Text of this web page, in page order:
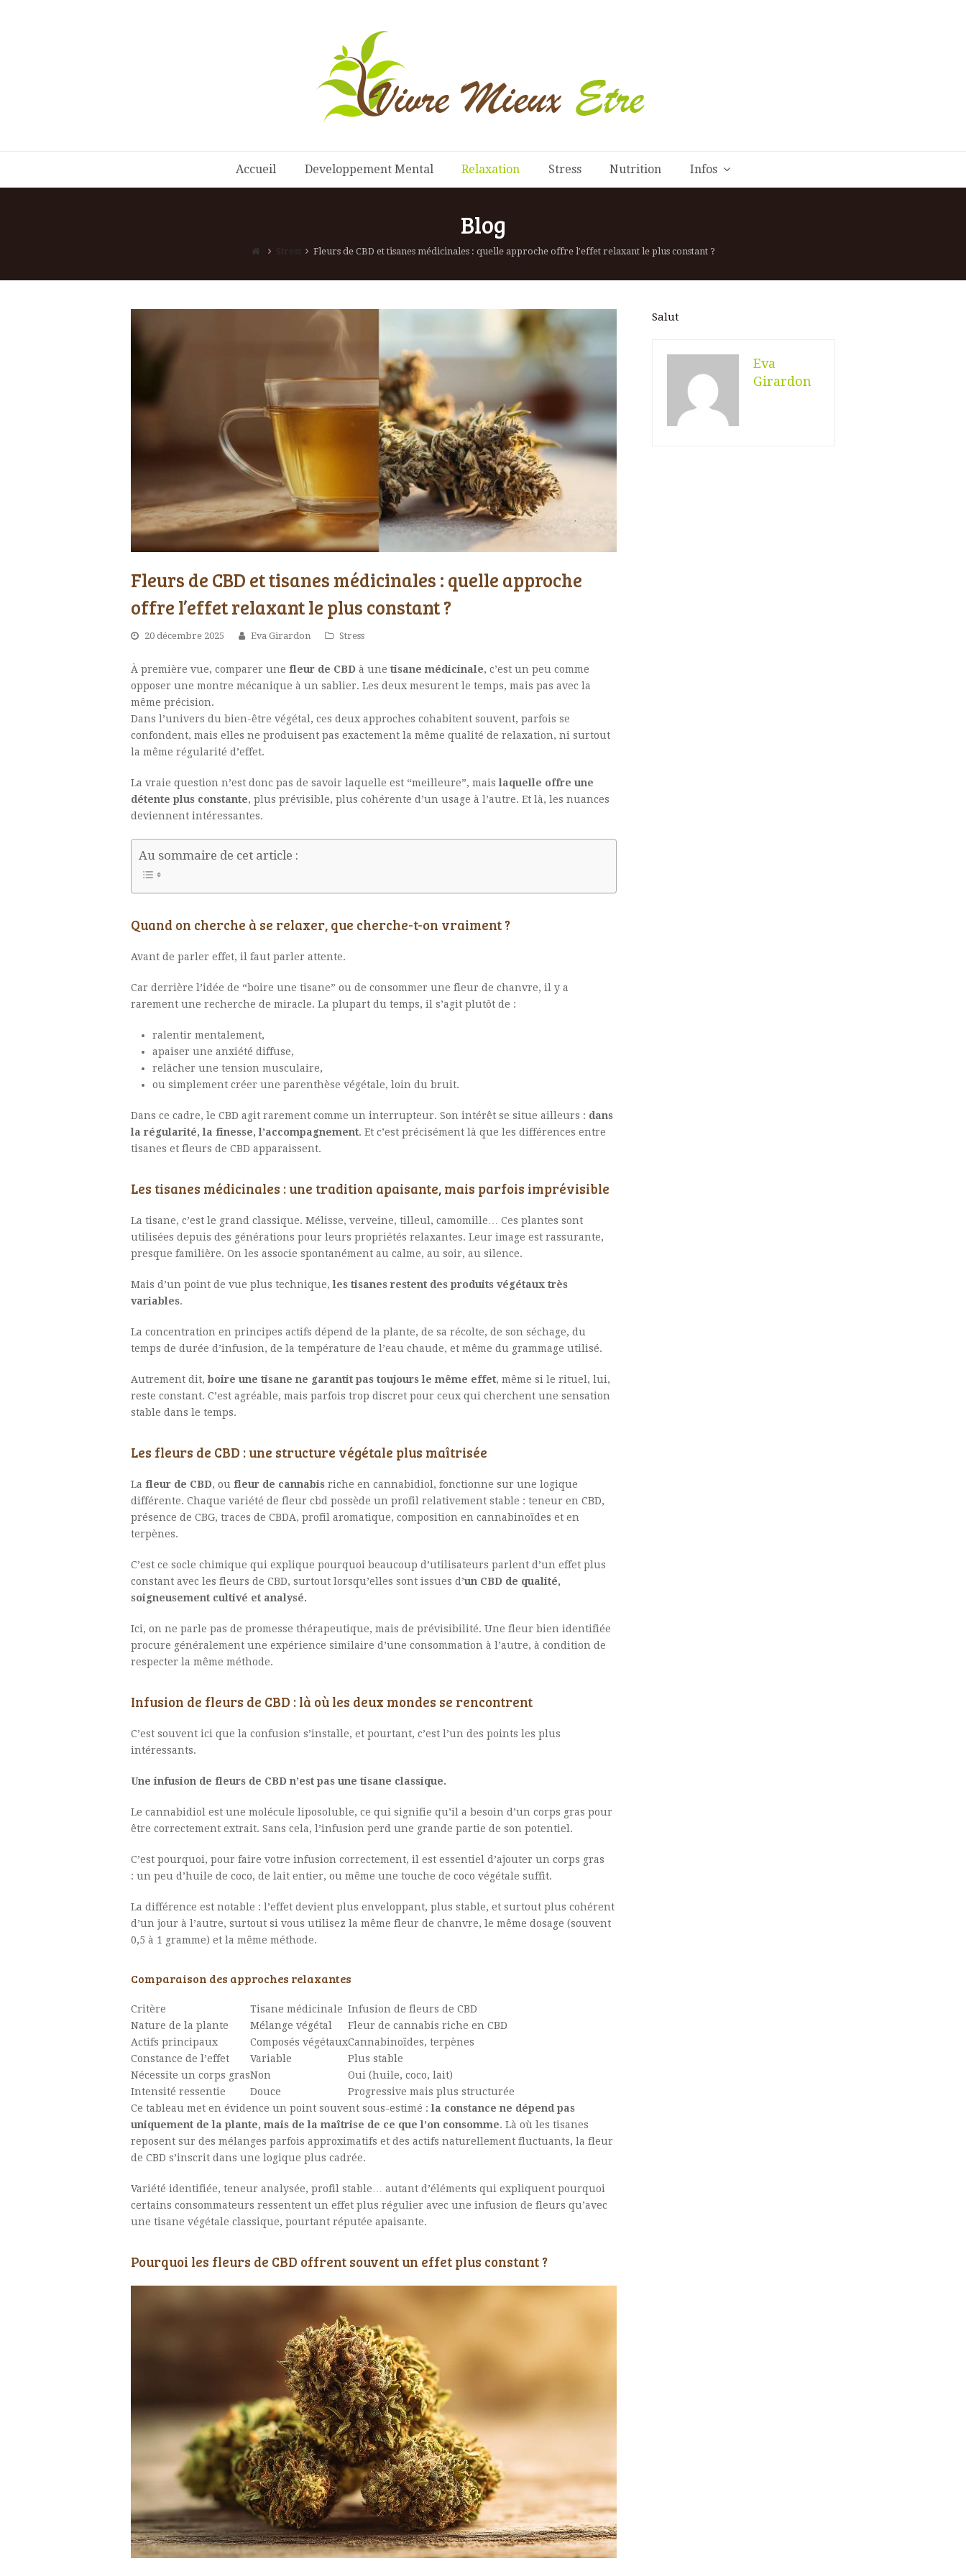
Accueil Developpement Mental Relaxation Stress Nutrition Infos
Blog
Stress Fleurs de CBD et tisanes médicinales : quelle approche offre l’effet relaxant le plus constant ?
Fleurs de CBD et tisanes médicinales : quelle approche
offre l’effet relaxant le plus constant ?
20 décembre 2025 Eva Girardon Stress
À première vue, comparer une fleur de CBD à une tisane médicinale, c’est un peu comme
opposer une montre mécanique à un sablier. Les deux mesurent le temps, mais pas avec la
même précision.
Dans l’univers du bien-être végétal, ces deux approches cohabitent souvent, parfois se
confondent, mais elles ne produisent pas exactement la même qualité de relaxation, ni surtout
la même régularité d’effet.
La vraie question n’est donc pas de savoir laquelle est “meilleure”, maislaquelle offre une
détente plus constante, plus prévisible, plus cohérente d’un usage à l’autre. Et là, les nuances
deviennent intéressantes.
Au sommaire de cet article :
Quand on cherche à se relaxer, que cherche-t-on vraiment ?
Avant de parler effet, il faut parler attente.
Car derrière l’idée de “boire une tisane” ou de consommer une fleur de chanvre, il y a
rarement une recherche de miracle. La plupart du temps, il s’agit plutôt de :
ralentir mentalement,
apaiser une anxiété diffuse,
relâcher une tension musculaire,
ou simplement créer une parenthèse végétale, loin du bruit.
Dans ce cadre, le CBD agit rarement comme un interrupteur. Son intérêt se situe ailleurs : dans
la régularité, la finesse, l’accompagnement. Et c’est précisément là que les différences entre
tisanes et fleurs de CBD apparaissent.
Les tisanes médicinales : une tradition apaisante, mais parfois imprévisible
La tisane, c’est le grand classique. Mélisse, verveine, tilleul, camomille… Ces plantes sont
utilisées depuis des générations pour leurs propriétés relaxantes. Leur image est rassurante,
presque familière. On les associe spontanément au calme, au soir, au silence.
Mais d’un point de vue plus technique,les tisanes restent des produits végétaux très
variables.
La concentration en principes actifs dépend de la plante, de sa récolte, de son séchage, du
temps de durée d’infusion, de la température de l’eau chaude, et même du grammage utilisé.
Autrement dit,boire une tisane ne garantit pas toujours le même effet, même si le rituel, lui,
reste constant. C’est agréable, mais parfois trop discret pour ceux qui cherchent une sensation
stable dans le temps.
Les fleurs de CBD : une structure végétale plus maîtrisée
La fleur de CBD, ou fleur de cannabis riche en cannabidiol, fonctionne sur une logique
différente. Chaque variété de fleur cbd possède un profil relativement stable : teneur en CBD,
présence de CBG, traces de CBDA, profil aromatique, composition en cannabinoïdes et en
terpènes.
C’est ce socle chimique qui explique pourquoi beaucoup d’utilisateurs parlent d’un effet plus
constant avec les fleurs de CBD, surtout lorsqu’elles sont issues d’un CBD de qualité,
soigneusement cultivé et analysé.
Ici, on ne parle pas de promesse thérapeutique, mais de prévisibilité. Une fleur bien identifiée
procure généralement une expérience similaire d’une consommation à l’autre, à condition de
respecter la même méthode.
Infusion de fleurs de CBD : là où les deux mondes se rencontrent
C’est souvent ici que la confusion s’installe, et pourtant, c’est l’un des points les plus
intéressants.
Une infusion de fleurs de CBD n’est pas une tisane classique.
Le cannabidiol est une molécule liposoluble, ce qui signifie qu’il a besoin d’un corps gras pour
être correctement extrait. Sans cela, l’infusion perd une grande partie de son potentiel.
C’est pourquoi, pour faire votre infusion correctement, il est essentiel d’ajouter un corps gras
: un peu d’huile de coco, de lait entier, ou même une touche de coco végétale suffit.
La différence est notable : l’effet devient plus enveloppant, plus stable, et surtout plus cohérent
d’un jour à l’autre, surtout si vous utilisez la même fleur de chanvre, le même dosage (souvent
0,5 à 1 gramme) et la même méthode.
Comparaison des approches relaxantes
Critère Tisane médicinale Infusion de fleurs de CBD
Nature de la plante
Mélange végétal
Fleur de cannabis riche en CBD
Actifs principaux
Composés végétauxCannabinoïdes, terpènes
Constance de l’effet
Variable
Plus stable
Nécessite un corps grasNon
Oui (huile, coco, lait)
Intensité ressentie
Douce
Progressive mais plus structurée
Ce tableau met en évidence un point souvent sous-estimé :la constance ne dépend pas
uniquement de la plante, mais de la maîtrise de ce que l’on consomme. Là où les tisanes
reposent sur des mélanges parfois approximatifs et des actifs naturellement fluctuants, la fleur
de CBD s’inscrit dans une logique plus cadrée.
Variété identifiée, teneur analysée, profil stable… autant d’éléments qui expliquent pourquoi
certains consommateurs ressentent un effet plus régulier avec une infusion de fleurs qu’avec
une tisane végétale classique, pourtant réputée apaisante.
Pourquoi les fleurs de CBD offrent souvent un effet plus constant ?
Salut
Eva
Girardon